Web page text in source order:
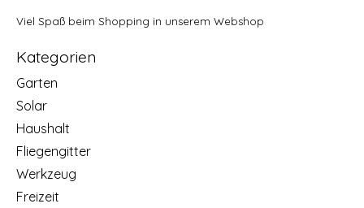
Viel Spaß beim Shopping in unserem Webshop
Kategorien
Garten
Solar
Haushalt
Fliegengitter
Werkzeug
Freizeit